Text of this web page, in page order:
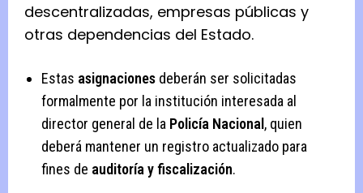
descentralizadas, empresas públicas y
otras dependencias del Estado.
Estas asignaciones deberán ser solicitadas
formalmente por la institución interesada al
director general de la Policía Nacional, quien
deberá mantener un registro actualizado para
fines de auditoría y fiscalización.